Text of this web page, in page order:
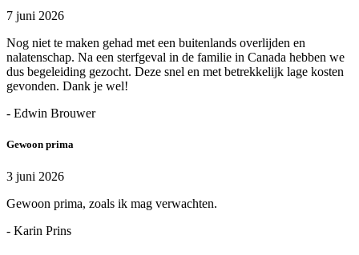
7 juni 2026
Nog niet te maken gehad met een buitenlands overlijden en
nalatenschap. Na een sterfgeval in de familie in Canada hebben we
dus begeleiding gezocht. Deze snel en met betrekkelijk lage kosten
gevonden. Dank je wel!
- Edwin Brouwer
Gewoon prima
3 juni 2026
Gewoon prima, zoals ik mag verwachten.
- Karin Prins